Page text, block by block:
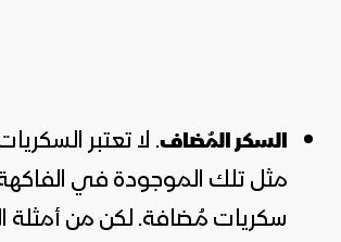
السكر المُضاف. لا تعتبر
مثل تلك الموجودة في
سكريات مُضافة. لكن من أمثلة